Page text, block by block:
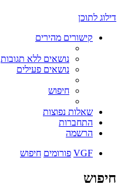
דילוג לתוכן
קישורים מהירים
נושאים ללא תגובות
נושאים פעילים
חיפוש
שאלות נפוצות
התחברות
הרשמה
VGF פורומים חיפוש
חיפוש